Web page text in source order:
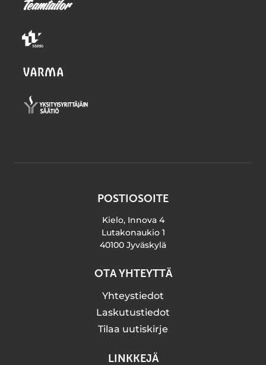
POSTIOSOITE
Kielo, Innova 4
Lutakonaukio 1
40100 Jyväskylä
OTA YHTEYTTÄ
Yhteystiedot
Laskutustiedot
Tilaa uutiskirje
LINKKEJÄ